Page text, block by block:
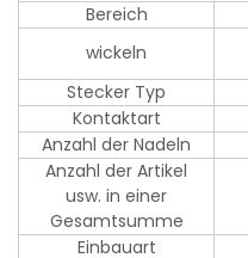
Bereich
wickeln
Stecker Typ
Kontaktart
Anzahl der Nadeln
Anzahl der Artikel
usw. in einer
Gesamtsumme
Einbauart